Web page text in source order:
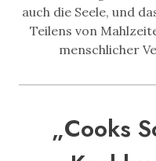
auch die Seele, und
Teilens von
menschlicher
„Cooks